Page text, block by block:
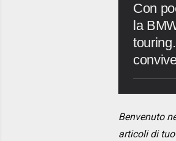
Con
la
Benvenuto
articoli di